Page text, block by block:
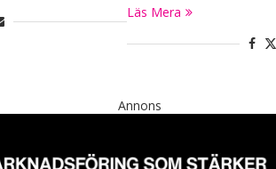
Läs Mera
Annons